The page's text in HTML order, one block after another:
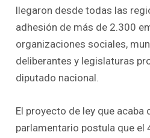
llegaron desde todas las
adhesión de más de 2.300
organizaciones sociales,
deliberantes y legislaturas
diputado nacional.
El proyecto de ley que acaba
parlamentario postula que el